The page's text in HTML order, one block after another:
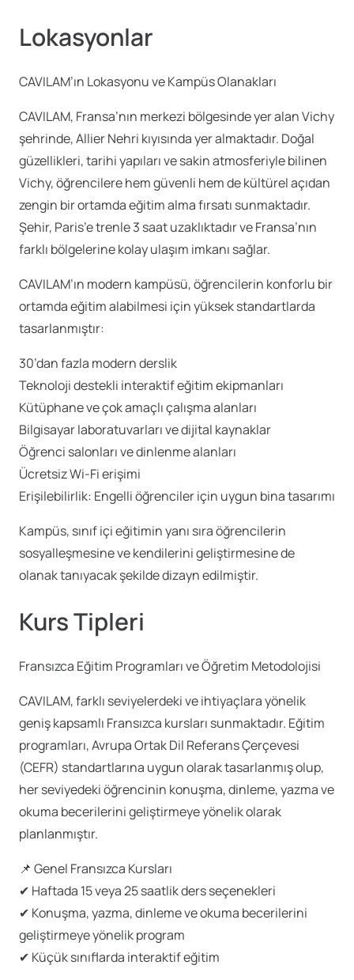
Lokasyonlar
CAVILAM’ın Lokasyonu ve Kampüs Olanakları
CAVILAM, Fransa’nın merkezi bölgesinde yer alan Vichy
şehrinde, Allier Nehri kıyısında yer almaktadır. Doğal
güzellikleri, tarihi yapıları ve sakin atmosferiyle bilinen
Vichy, öğrencilere hem güvenli hem de kültürel açıdan
zengin bir ortamda eğitim alma fırsatı sunmaktadır.
Şehir, Paris’e trenle 3 saat uzaklıktadır ve Fransa’nın
farklı bölgelerine kolay ulaşım imkanı sağlar.
CAVILAM’ın modern kampüsü, öğrencilerin konforlu bir
ortamda eğitim alabilmesi için yüksek standartlarda
tasarlanmıştır:
30’dan fazla modern derslik
Teknoloji destekli interaktif eğitim ekipmanları
Kütüphane ve çok amaçlı çalışma alanları
Bilgisayar laboratuvarları ve dijital kaynaklar
Öğrenci salonları ve dinlenme alanları
Ücretsiz Wi-Fi erişimi
Erişilebilirlik: Engelli öğrenciler için uygun bina tasarımı
Kampüs, sınıf içi eğitimin yanı sıra öğrencilerin
sosyalleşmesine ve kendilerini geliştirmesine de
olanak tanıyacak şekilde dizayn edilmiştir.
Kurs Tipleri
Fransızca Eğitim Programları ve Öğretim Metodolojisi
CAVILAM, farklı seviyelerdeki ve ihtiyaçlara yönelik
geniş kapsamlı Fransızca kursları sunmaktadır. Eğitim
programları, Avrupa Ortak Dil Referans Çerçevesi
(CEFR) standartlarına uygun olarak tasarlanmış olup,
her seviyedeki öğrencinin konuşma, dinleme, yazma ve
okuma becerilerini geliştirmeye yönelik olarak
planlanmıştır.
📌 Genel Fransızca Kursları
✔ Haftada 15 veya 25 saatlik ders seçenekleri
✔ Konuşma, yazma, dinleme ve okuma becerilerini
geliştirmeye yönelik program
✔ Küçük sınıflarda interaktif eğitim